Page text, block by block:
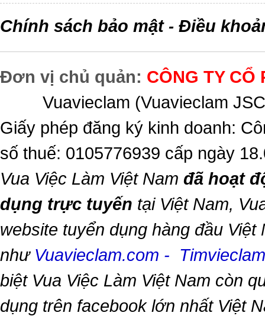
Chính sách bảo mật- Điều
Đơn vị chủ quản: CÔNG TY CỔ
Vuavieclam (Vuavieclam
Giấy phép đăng ký kinh doanh:
số thuế: 0105776939 cấp ngày
Vua Việc Làm Việt Nam đã hoạt
dụng trực tuyến tại Việt Nam,
website tuyển dụng hàng đầu Việt
như Vuavieclam.com -
biệt Vua Việc Làm Việt Nam còn
dụng trên facebook lớn nhất Việt